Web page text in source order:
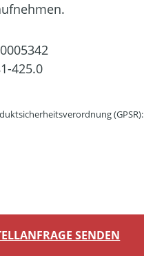
425.0
(GPSR):
SENDEN